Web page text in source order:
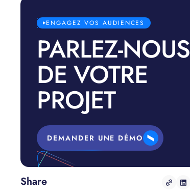
ENGAGEZ VOS AUDIENCES
PARLEZ-NOUS
DE VOTRE
PROJET
DEMANDER UNE DÉMO
Share